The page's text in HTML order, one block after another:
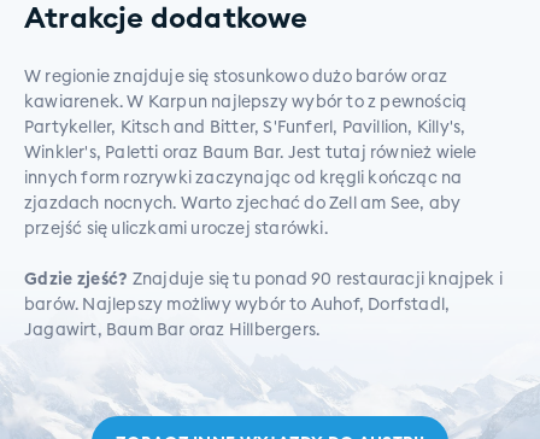
Atrakcje dodatkowe
W regionie znajduje się stosunkowo dużo barów oraz
kawiarenek. W Karpun najlepszy wybór to z pewnością
Partykeller, Kitsch and Bitter, S'Funferl, Pavillion, Killy's,
Winkler's, Paletti oraz Baum Bar. Jest tutaj również wiele
innych form rozrywki zaczynając od kręgli kończąc na
zjazdach nocnych. Warto zjechać do Zell am See, aby
przejść się uliczkami uroczej starówki.
Gdzie zjeść? Znajduje się tu ponad 90 restauracji knajpek i
barów. Najlepszy możliwy wybór to Auhof, Dorfstadl,
Jagawirt, Baum Bar oraz Hillbergers.